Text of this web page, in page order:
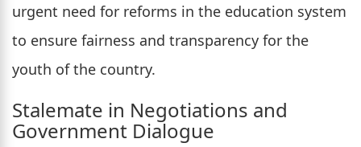
urgent need for reforms in the education system
to ensure fairness and transparency for the
youth of the country.
Stalemate in Negotiations and
Government Dialogue